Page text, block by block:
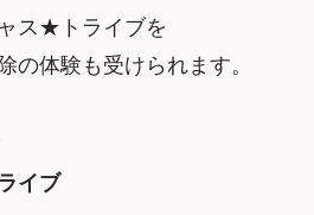
ス★トライブを
の体験も受けられます。
イブ